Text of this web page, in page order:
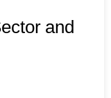
and